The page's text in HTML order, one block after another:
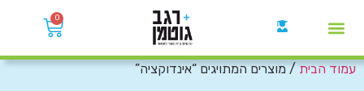
0
עמוד הבית/ מוצרים המתויגים “אינדוקציה”